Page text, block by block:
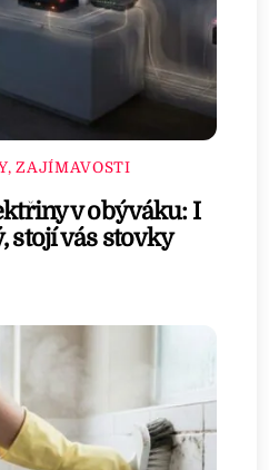
ZAJÍMAVOSTI
v obýváku: I
stojí vás stovky